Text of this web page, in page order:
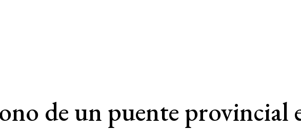
de un puente provincial